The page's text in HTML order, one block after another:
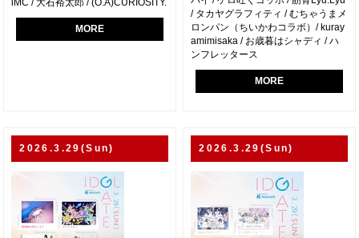
iMC / 大石裕太郎 / (O.A)CURIOSITY.
MORE
/ タカヤグラフィティ / むちゃうまメ
ロンパン（ちいかわコラボ）/ kuray
amimisaka / お歳暮はシャディ / ハ
ンフレッタース
MORE
2026.3.29(Sun) 2026.3.29(Sun)